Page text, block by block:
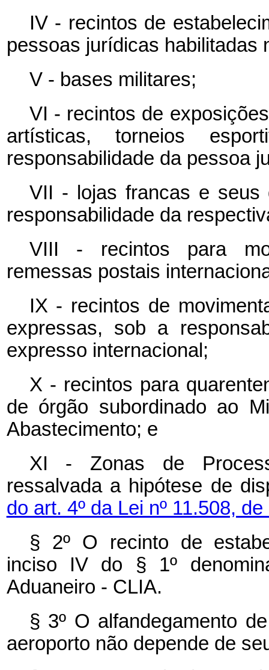
IV - recintos de
pessoas jurídicas habilitadas
V - bases militares;
VI - recintos de
artísticas, torneios
responsabilidade da pessoa
VII - lojas francas e seus
responsabilidade da
VIII - recintos para
remessas postais
IX - recintos de
expressas, sob a
expresso internacional;
X - recintos para
de órgão subordinado ao
Abastecimento; e
XI - Zonas de
ressalvada a hipótese de
do art. 4º da Lei nº 11.508,
§ 2º O recinto de
inciso IV do § 1º
Aduaneiro - CLIA.
§ 3º O alfandegamento
aeroporto não depende de